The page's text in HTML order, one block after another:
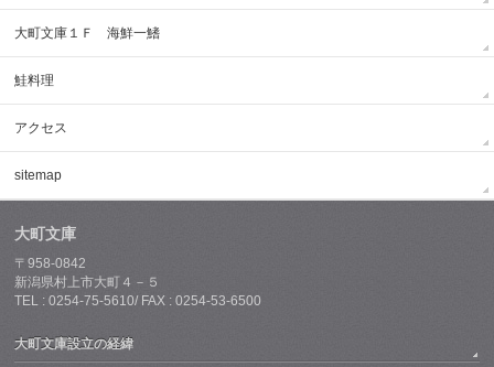
大町文庫１Ｆ 海鮮一鰭
鮭料理
アクセス
sitemap
大町文庫
〒958-0842
新潟県村上市大町４－５
TEL : 0254-75-5610/ FAX : 0254-53-6500
大町文庫設立の経緯